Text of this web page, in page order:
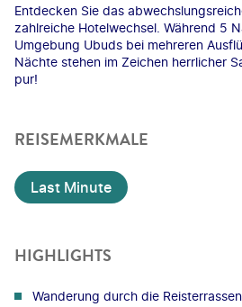
Entdecken Sie das
zahlreiche Hotelwechsel. Während 5
Umgebung Ubuds bei mehreren
Nächte stehen im Zeichen herrlicher
pur!
REISEMERKMALE
Last Minute
HIGHLIGHTS
Wanderung durch die